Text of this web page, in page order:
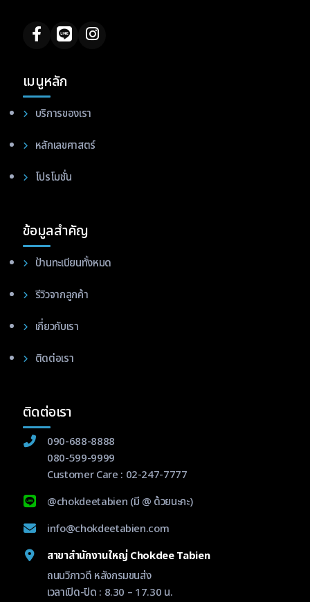
เมนูหลัก
บริการของเรา
หลักเลขศาสตร์
โปรโมชั่น
ข้อมูลสำคัญ
ป้านทะเบียนทั้งหมด
รีวิวจากลูกค้า
เกี่ยวกับเรา
ติดต่อเรา
ติดต่อเรา
090-688-8888
080-599-9999
Customer Care : 02-247-7777
@chokdeetabien (มี @ ด้วยนะคะ)
info@chokdeetabien.com
สาขาสำนักงานใหญ่ Chokdee Tabien
ถนนวิภาวดี หลังกรมขนส่ง
เวลาเปิด-ปิด : 8.30 – 17.30 น.